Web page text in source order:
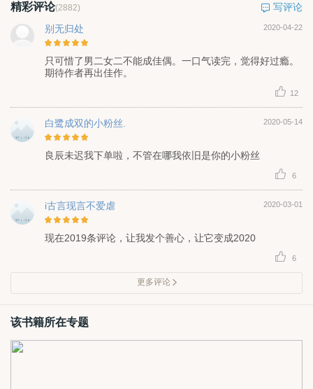
精彩评论(2882)
写评论
别无归处
2020-04-22
只可惜了男二女二不能成佳偶。一口气读完，觉得好过瘾。
期待作者再出佳作。
12
白鹭成双的小粉丝. 2020-05-14
良辰未迟我下单啦，不管在哪我依旧是你的小粉丝
6
i古言现言不爱虐 2020-03-01
现在2019条评论，让我发个善心，让它变成2020
6
更多评论
该书籍所在专题